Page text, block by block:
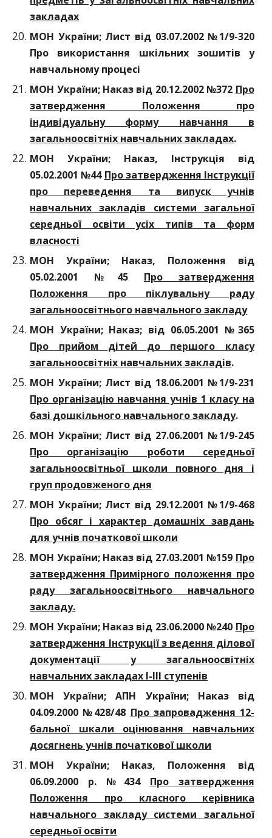
закладах
МОН України; Лист від 03.07.2002 №1/9-320
Про використання шкільних зошитів у
навчальному процесі
МОН України; Наказ від 20.12.2002 №372 Про
затвердження Положення про
індивідуальну форму навчання в
загальноосвітніх навчальних закладах.
МОН України; Наказ, Інструкція від
05.02.2001 №44 Про затвердження Інструкції
про переведення та випуск учнів
навчальних закладів системи загальної
середньої освіти усіх типів та форм
власності
МОН України; Наказ, Положення від
05.02.2001 №45 Про затвердження
Положення про піклувальну раду
загальноосвітнього навчального закладу
МОН України; Наказ; від 06.05.2001 №365
Про прийом дітей до першого класу
загальноосвітніх навчальних закладів.
МОН України; Лист від 18.06.2001 №1/9-231
Про організацію навчання учнів 1 класу на
базі дошкільного навчального закладу.
МОН України; Лист від 27.06.2001 №1/9-245
Про організацію роботи середньої
загальноосвітньої школи повного дня і
груп продовженого дня
МОН України; Лист від 29.12.2001 №1/9-468
Про обсяг і характер домашніх завдань
для учнів початкової школи
МОН України; Наказ від 27.03.2001 №159 Про
затвердження Примірного положення про
раду загальноосвітнього навчального
закладу.
МОН України; Наказ від 23.06.2000 №240 Про
затвердження Інструкції з ведення ділової
документації у загальноосвітніх
навчальних закладах І-ІІІ ступенів
МОН України; АПН України; Наказ від
04.09.2000 №428/48 Про запровадження 12-
бальної шкали оцінювання навчальних
досягнень учнів початкової школи
МОН України; Наказ, Положення від
06.09.2000 р. №434 Про затвердження
Положення про класного керівника
навчального закладу системи загальної
середньої освіти